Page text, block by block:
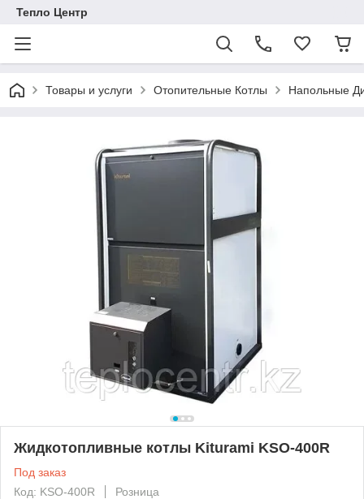
Тепло Центр
Товары и услуги Отопительные Котлы Напольные
Жидкотопливные котлы Kiturami KSO-400R
Под заказ
Код: KSO-400R
Розница